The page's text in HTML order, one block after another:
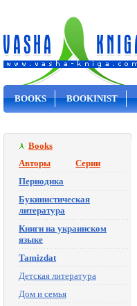
BOOKS BOOKINIST
Books
Авторы
Серии
Периодика
Букинистическая
литература
Книги на украинском
языке
Tamizdat
Детская литература
Дом и семья